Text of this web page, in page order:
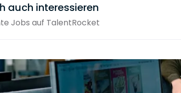
auch interessieren
Jobs auf TalentRocket